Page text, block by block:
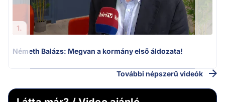
1.
Németh Balázs: Megvan a kormány első áldozata!
További népszerű videók